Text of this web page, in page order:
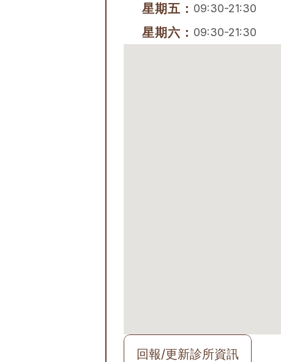
星期五： 09:30-21:30
星期六： 09:30-21:30
回報/更新診所資訊